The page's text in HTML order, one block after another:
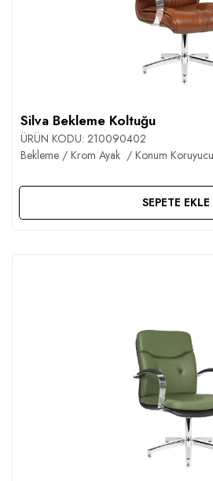
Silva Bekleme Koltuğu
ÜRÜN KODU: 210090402
Bekleme / Krom Ayak / Konum Koruyucu
SEPETE EKLE